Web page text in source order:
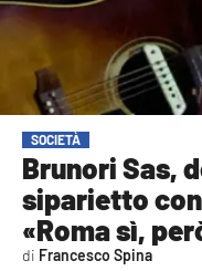
Streaming
LAC NETWORK
LAC ONAIR
LaC
Network
LACPLAY.IT
SOCIETÀ
Brunori Sas,
siparietto
«Roma sì,
Francesco Spina